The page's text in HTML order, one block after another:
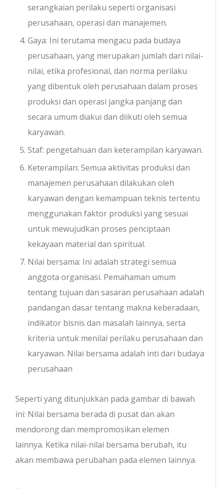
serangkaian perilaku seperti organisasi
perusahaan, operasi dan manajemen.
Gaya: Ini terutama mengacu pada budaya
perusahaan, yang merupakan jumlah dari nilai-
nilai, etika profesional, dan norma perilaku
yang dibentuk oleh perusahaan dalam proses
produksi dan operasi jangka panjang dan
secara umum diakui dan diikuti oleh semua
karyawan.
Staf: pengetahuan dan keterampilan karyawan.
Keterampilan: Semua aktivitas produksi dan
manajemen perusahaan dilakukan oleh
karyawan dengan kemampuan teknis tertentu
menggunakan faktor produksi yang sesuai
untuk mewujudkan proses penciptaan
kekayaan material dan spiritual.
Nilai bersama: Ini adalah strategi semua
anggota organisasi. Pemahaman umum
tentang tujuan dan sasaran perusahaan adalah
pandangan dasar tentang makna keberadaan,
indikator bisnis dan masalah lainnya, serta
kriteria untuk menilai perilaku perusahaan dan
karyawan. Nilai bersama adalah inti dari budaya
perusahaan
Seperti yang ditunjukkan pada gambar di bawah
ini: Nilai bersama berada di pusat dan akan
mendorong dan mempromosikan elemen
lainnya. Ketika nilai-nilai bersama berubah, itu
akan membawa perubahan pada elemen lainnya.